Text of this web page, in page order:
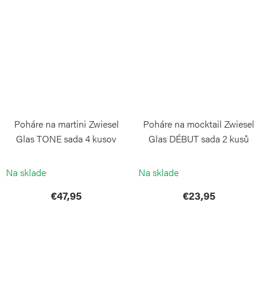
Poháre na martini Zwiesel
Glas TONE sada 4 kusov
Na sklade
€47,95
Poháre na mocktail Zwiesel
Glas DÉBUT sada 2 kusů
Na sklade
€23,95